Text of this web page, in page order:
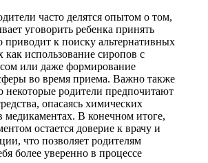
часто делятся опытом о том,
уговорить ребенка принять
приводит к поиску альтернативных
как использование сиропов с
или даже формирование
во время приема. Важно также
некоторые родители предпочитают
опасаясь химических
медикаментах. В конечном итоге,
остается доверие к врачу и
что позволяет родителям
более уверенно в процессе